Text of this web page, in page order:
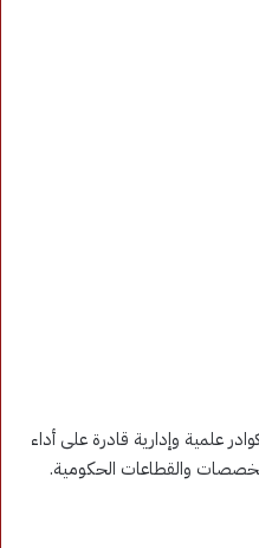
علمية وإدارية قادرة على أداء
والقطاعات الحكومية.